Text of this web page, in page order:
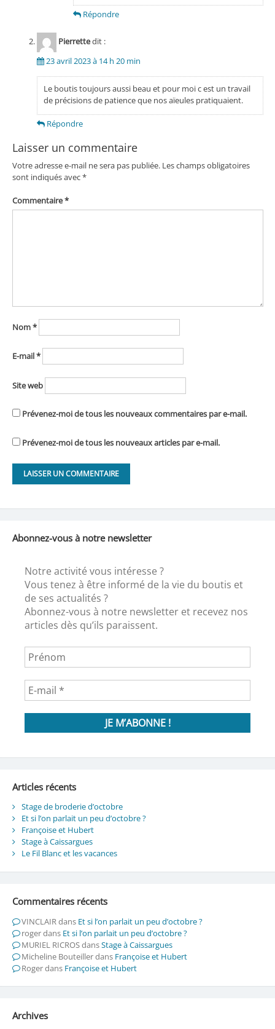
Répondre
Pierrettedit :
23 avril 2023 à 14 h 20 min
Le boutis toujours aussi beau et pour moi c est un travail
de précisions de patience que nos aïeules pratiquaient.
Répondre
Laisser un commentaire
Votre adresse e-mail ne sera pas publiée. Les champs obligatoires
sont indiqués avec*
Commentaire*
Nom*
E-mail*
Site web
Prévenez-moi de tous les nouveaux commentaires par e-mail.
Prévenez-moi de tous les nouveaux articles par e-mail.
Abonnez-vous à notre newsletter
Notre activité vous intéresse ?
Vous tenez à être informé de la vie du boutis et
de ses actualités ?
Abonnez-vous à notre newsletter et recevez nos
articles dès qu’ils paraissent.
Articles récents
Stage de broderie d’octobre
Et si l’on parlait un peu d’octobre ?
Françoise et Hubert
Stage à Caissargues
Le Fil Blanc et les vacances
Commentaires récents
VINCLAIR dans Et si l’on parlait un peu d’octobre ?
rogerdans Et si l’on parlait un peu d’octobre ?
MURIEL RICROSdansStage à Caissargues
Micheline Bouteillerdans Françoise et Hubert
Rogerdans Françoise et Hubert
Archives